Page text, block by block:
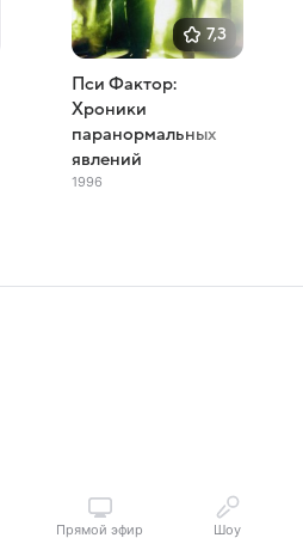
7,3
Пси Фактор:
Хроники
паранормальных
явлений
1996
Прямой эфир Шоу